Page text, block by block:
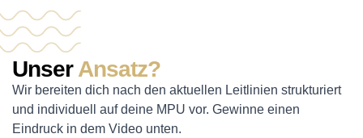
UnserAnsatz?
Wir bereiten dich nach den aktuellen Leitlinien strukturiert
und individuell auf deine MPU vor. Gewinne einen
Eindruck in dem Video unten.